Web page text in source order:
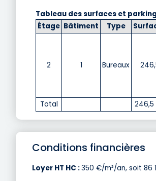
Tableau des surfaces et
Étage Bâtiment Type
2 1 Bureaux
Total 246,5
Conditions financières
Loyer HT HC :350 €/m²/an, soit 86